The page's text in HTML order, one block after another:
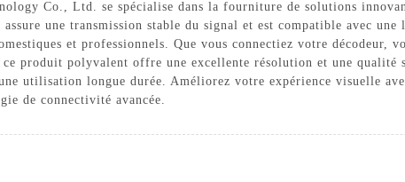
Co., Ltd. se spécialise dans la fourniture de solutions
une transmission stable du signal et est compatible avec
et professionnels. Que vous connectiez votre décodeur,
produit polyvalent offre une excellente résolution et une qualité
utilisation longue durée. Améliorez votre expérience visuelle
de connectivité avancée.